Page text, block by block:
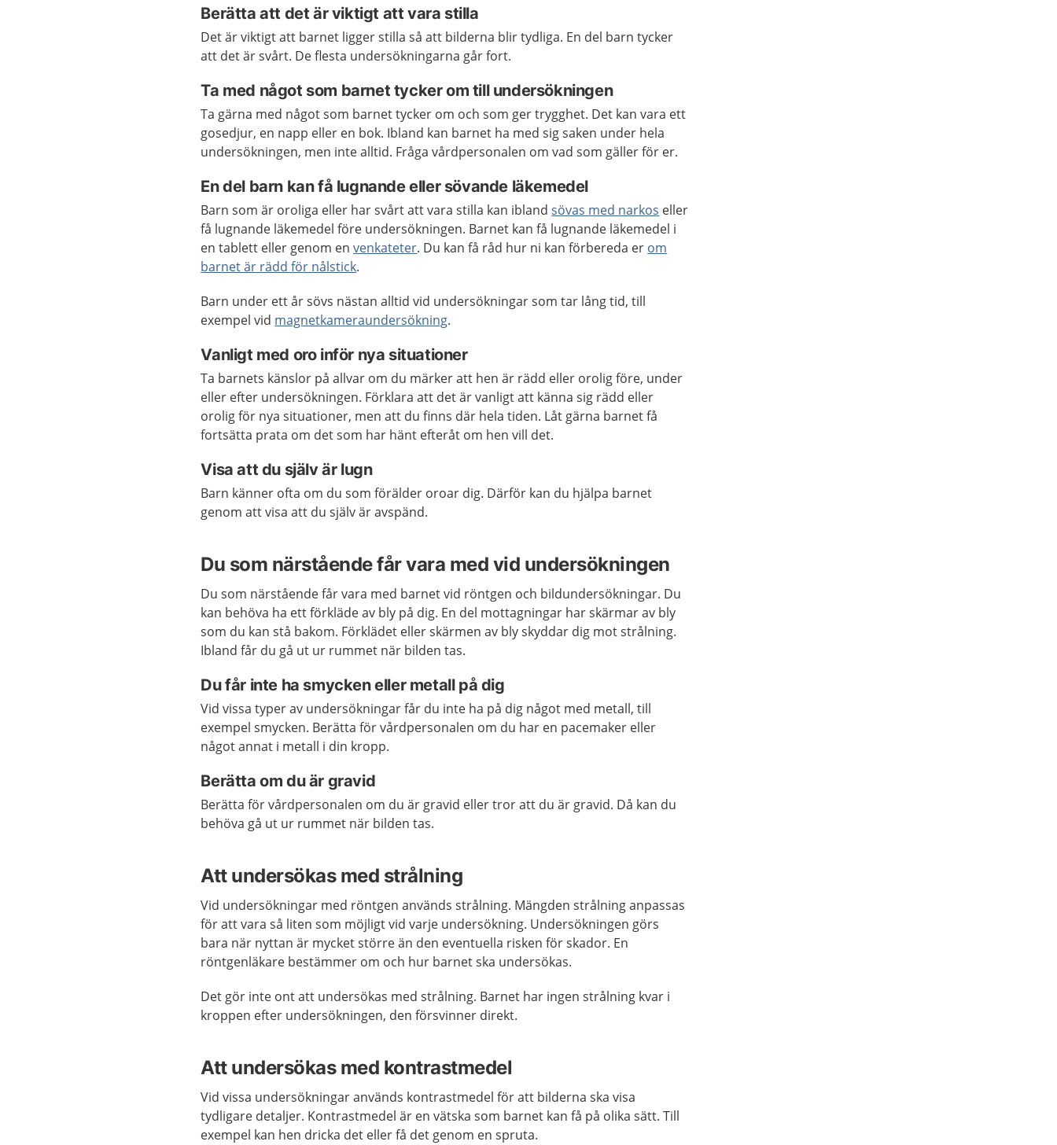
Berätta att det är viktigt att vara stilla
Det är viktigt att barnet ligger stilla så att bilderna blir tydliga. En del barn tycker
att det är svårt. De flesta undersökningarna går fort.
Ta med något som barnet tycker om till undersökningen
Ta gärna med något som barnet tycker om och som ger trygghet. Det kan vara ett
gosedjur, en napp eller en bok. Ibland kan barnet ha med sig saken under hela
undersökningen, men inte alltid. Fråga vårdpersonalen om vad som gäller för er.
En del barn kan få lugnande eller sövande läkemedel
Barn som är oroliga eller har svårt att vara stilla kan iblandsövas med narkos eller
få lugnande läkemedel före undersökningen. Barnet kan få lugnande läkemedel i
en tablett eller genom envenkateter. Du kan få råd hur ni kan förbereda er om
barnet är rädd för nålstick.
Barn under ett år sövs nästan alltid vid undersökningar som tar lång tid, till
exempel vid magnetkameraundersökning.
Vanligt med oro inför nya situationer
Ta barnets känslor på allvar om du märker att hen är rädd eller orolig före, under
eller efter undersökningen. Förklara att det är vanligt att känna sig rädd eller
orolig för nya situationer, men att du finns där hela tiden. Låt gärna barnet få
fortsätta prata om det som har hänt efteråt om hen vill det.
Visa att du själv är lugn
Barn känner ofta om du som förälder oroar dig. Därför kan du hjälpa barnet
genom att visa att du själv är avspänd.
Du som närstående får vara med vid undersökningen
Du som närstående får vara med barnet vid röntgen och bildundersökningar. Du
kan behöva ha ett förkläde av bly på dig. En del mottagningar har skärmar av bly
som du kan stå bakom. Förklädet eller skärmen av bly skyddar dig mot strålning.
Ibland får du gå ut ur rummet när bilden tas.
Du får inte ha smycken eller metall på dig
Vid vissa typer av undersökningar får du inte ha på dig något med metall, till
exempel smycken. Berätta för vårdpersonalen om du har en pacemaker eller
något annat i metall i din kropp.
Berätta om du är gravid
Berätta för vårdpersonalen om du är gravid eller tror att du är gravid. Då kan du
behöva gå ut ur rummet när bilden tas.
Att undersökas med strålning
Vid undersökningar med röntgen används strålning. Mängden strålning anpassas
för att vara så liten som möjligt vid varje undersökning. Undersökningen görs
bara när nyttan är mycket större än den eventuella risken för skador. En
röntgenläkare bestämmer om och hur barnet ska undersökas.
Det gör inte ont att undersökas med strålning. Barnet har ingen strålning kvar i
kroppen efter undersökningen, den försvinner direkt.
Att undersökas med kontrastmedel
Vid vissa undersökningar används kontrastmedel för att bilderna ska visa
tydligare detaljer. Kontrastmedel är en vätska som barnet kan få på olika sätt. Till
exempel kan hen dricka det eller få det genom en spruta.